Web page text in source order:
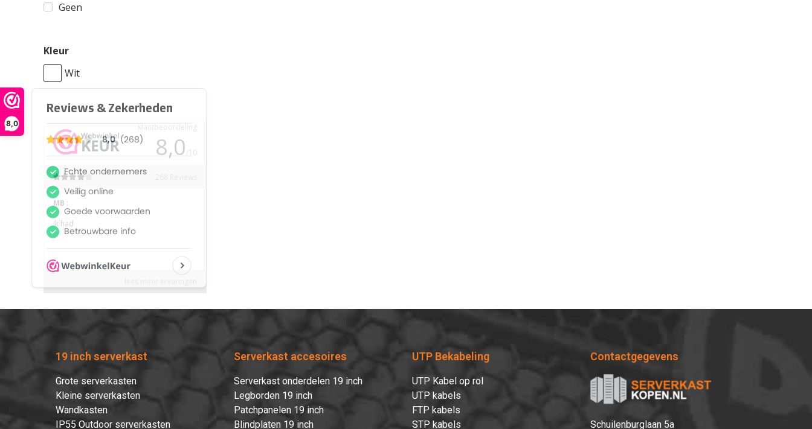
8,0
Geen
Kleur
Wit
19 inch serverkast
Grote serverkasten
Kleine serverkasten
Wandkasten
IP55 Outdoor serverkasten
Serverkast accesoires
Serverkast onderdelen 19 inch
Legborden 19 inch
Patchpanelen 19 inch
Blindplaten 19 inch
UTP Bekabeling
UTP Kabel op rol
UTP kabels
FTP kabels
STP kabels
Contactgegevens
Schuilenburglaan 5a